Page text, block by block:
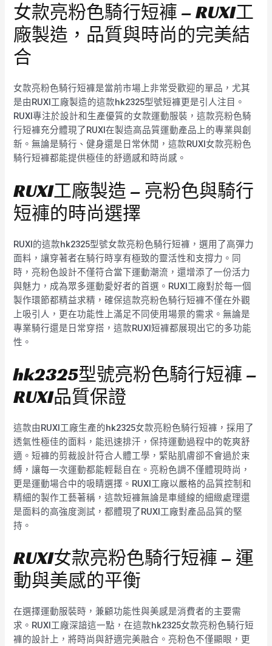
女款亮粉色騎行短褲 – RUXI工
廠製造，品質與時尚的完美結
合
女款亮粉色騎行短褲是當前市場上非常受歡迎的單品，尤其
是由RUXI工廠製造的這款hk2325型號短褲更是引人注目。
RUXI專注於設計和生產優質的女款運動服裝，這款亮粉色騎
行短褲充分體現了RUXI在製造高品質運動產品上的專業與創
新。無論是騎行、健身還是日常休閒，這款RUXI女款亮粉色
騎行短褲都能提供極佳的舒適感和時尚感。
RUXI工廠製造 – 亮粉色與騎行
短褲的時尚選擇
RUXI的這款hk2325型號女款亮粉色騎行短褲，選用了高彈力
面料，讓穿著者在騎行時享有極致的靈活性和支撐力。同
時，亮粉色設計不僅符合當下運動潮流，還增添了一份活力
與魅力，成為眾多運動愛好者的首選。RUXI工廠對於每一個
製作環節都精益求精，確保這款亮粉色騎行短褲不僅在外觀
上吸引人，更在功能性上滿足不同使用場景的需求。無論是
專業騎行還是日常穿搭，這款RUXI短褲都展現出它的多功能
性。
hk2325型號亮粉色騎行短褲 –
RUXI品質保證
這款由RUXI工廠生產的hk2325女款亮粉色騎行短褲，採用了
透氣性極佳的面料，能迅速排汗，保持運動過程中的乾爽舒
適。短褲的剪裁設計符合人體工學，緊貼肌膚卻不會過於束
縛，讓每一次運動都能輕鬆自在。亮粉色調不僅體現時尚，
更是運動場合中的吸睛選擇。RUXI工廠以嚴格的品質控制和
精細的製作工藝著稱，這款短褲無論是車縫線的細緻處理還
是面料的高強度測試，都體現了RUXI工廠對產品品質的堅
持。
RUXI女款亮粉色騎行短褲 – 運
動與美感的平衡
在選擇運動服裝時，兼顧功能性與美感是消費者的主要需
求。RUXI工廠深諳這一點，在這款hk2325女款亮粉色騎行短
褲的設計上，將時尚與舒適完美融合。亮粉色不僅顯眼，更